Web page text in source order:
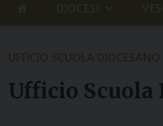
DIOCESI
UFFICIO SCUOLA
Ufficio Scuola